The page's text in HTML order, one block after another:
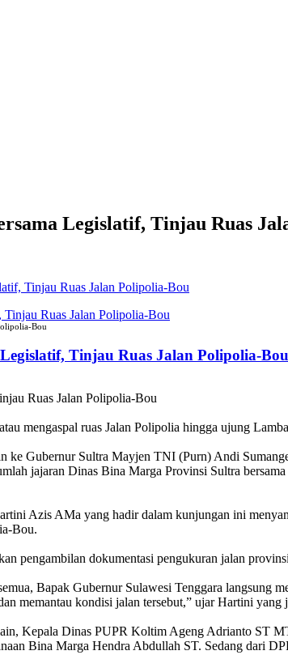
Legislatif, Tinjau Ruas
Tinjau Ruas Jalan Polipolia-Bou
Bou
Tinjau Ruas Jalan Polipolia-Bou
Ruas Jalan Polipolia-Bou
mengaspal ruas Jalan Polipolia hingga ujung
Gubernur Sultra Mayjen TNI (Purn) Andi
jajaran Dinas Bina Marga Provinsi Sultra
Azis AMa yang hadir dalam kunjungan ini
Bou.
pengambilan dokumentasi pengukuran jalan
Bapak Gubernur Sulawesi Tenggara
memantau kondisi jalan tersebut,” ujar Hartini
Kepala Dinas PUPR Koltim Ageng Adrianto ST
Bina Marga Hendra Abdullah ST. Sedang dari